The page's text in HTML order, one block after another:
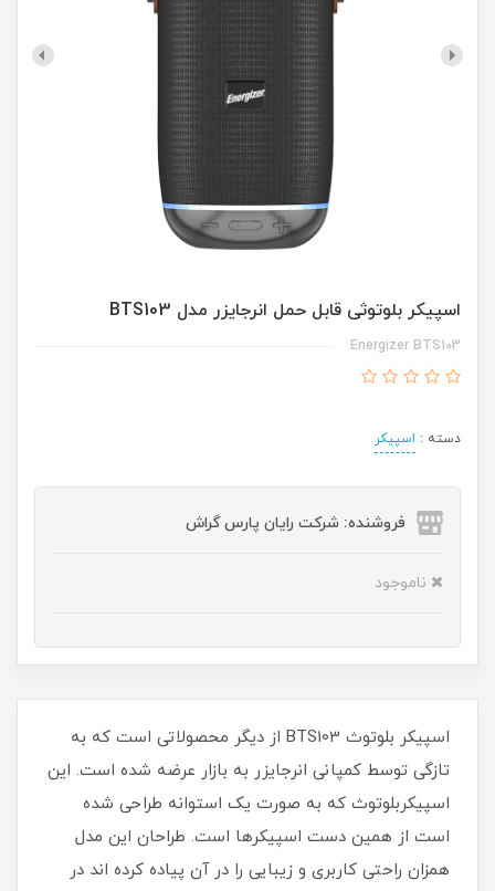
اسپیکر بلوتوثی قابل حمل انرجایزر مدل BTS103
Energizer BTS103
دسته : اسپیکر
فروشنده: شرکت رایان پارس گراش
ناموجود
اسپیکر بلوتوث BTS103 از دیگر محصولاتی است که به
تازگی توسط کمپانی انرجایزر به بازار عرضه شده است. این
اسپیکربلوتوث که به صورت یک استوانه طراحی شده
است از همین دست اسپیکرها است. طراحان این مدل
همزان راحتی کاربری و زیبایی را در آن پیاده کرده اند در